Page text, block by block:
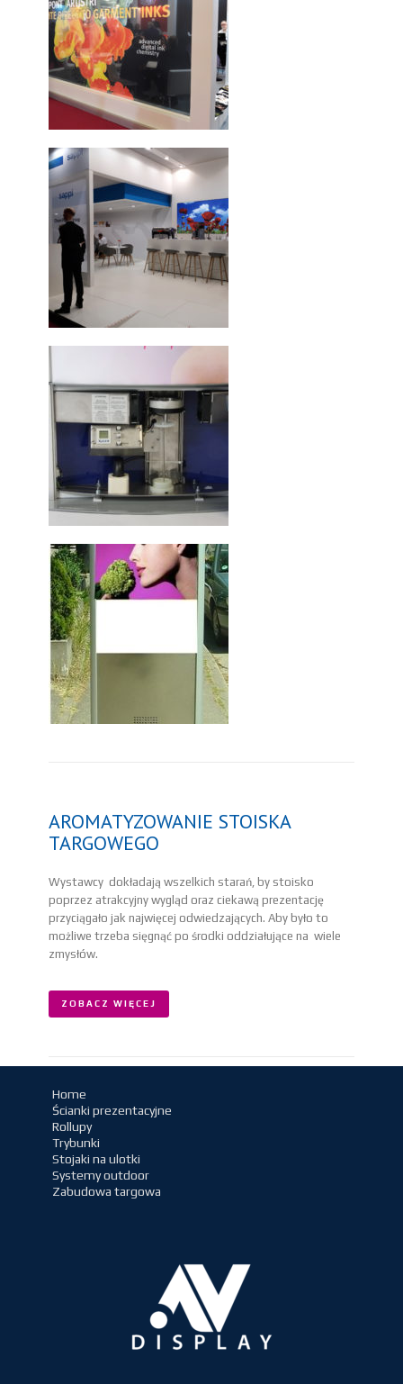
AROMATYZOWANIE STOISKA
TARGOWEGO
Wystawcy dokładają wszelkich starań, by stoisko
poprzez atrakcyjny wygląd oraz ciekawą prezentację
przyciągało jak najwięcej odwiedzających. Aby było to
możliwe trzeba sięgnąć po środki oddziałujące na wiele
zmysłów.
ZOBACZ WIĘCEJ
Home
Ścianki prezentacyjne
Rollupy
Trybunki
Stojaki na ulotki
Systemy outdoor
Zabudowa targowa